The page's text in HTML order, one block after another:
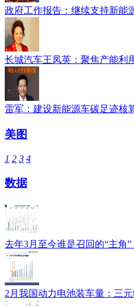
政府工作报告：继续支持新能
长城汽车王凤英：聚焦产能利
雷军：建设新能源车碳足迹核
美图
1 2 3 4
数据
去年3月至今谁是召回的“主角
2月我国动力电池装车量：三